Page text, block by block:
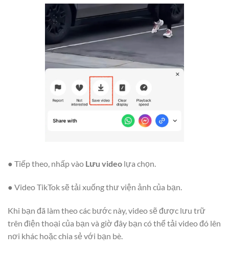
● Tiếp theo, nhấp vào Lưu video lựa chọn.
● Video TikTok sẽ tải xuống thư viện ảnh của bạn.
Khi bạn đã làm theo các bước này, video sẽ được lưu trữ
trên điện thoại của bạn và giờ đây bạn có thể tải video đó lên
nơi khác hoặc chia sẻ với bạn bè.